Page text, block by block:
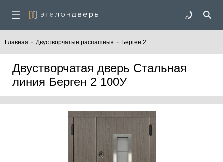
Главная - Двустворчатые распашные - Берген 2
Двустворчатая дверь Стальная
линия Берген 2 100У